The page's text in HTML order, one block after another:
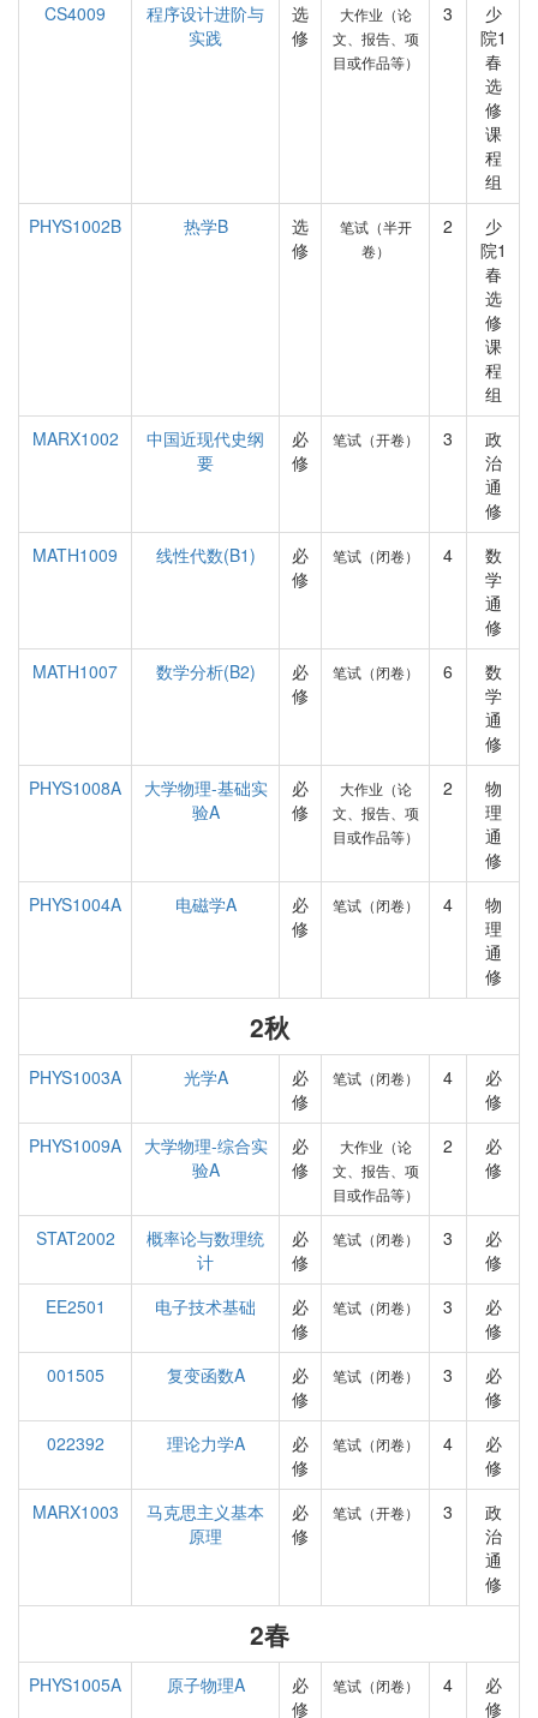
CS4009
程序设计进阶与
实践
选
修
大作业（论
文、报告、项
目或作品等）
3
少
院1
春
选
修
课
程
组
PHYS1002B
热学B
选
修
笔试（半开
卷）
2
少
院1
春
选
修
课
程
组
MARX1002
中国近现代史纲
要
必
修
笔试（开卷） 3
政
治
通
修
MATH1009
线性代数(B1)
必
修
笔试（闭卷） 4
数
学
通
修
MATH1007
数学分析(B2)
必
修
笔试（闭卷） 6
数
学
通
修
PHYS1008A
大学物理-基础实
验A
必
修
大作业（论
文、报告、项
目或作品等）
2
物
理
通
修
PHYS1004A
电磁学A
必
修
笔试（闭卷） 4
物
理
通
修
2秋
PHYS1003A 光学A
必
修
笔试（闭卷） 4
必
修
PHYS1009A
大学物理-综合实
验A
必
修
大作业（论
文、报告、项
目或作品等）
2
必
修
STAT2002
概率论与数理统
计
必
修
笔试（闭卷） 3
必
修
EE2501
电子技术基础
必
修
笔试（闭卷） 3
必
修
001505
复变函数A
必
修
笔试（闭卷） 3
必
修
022392
理论力学A
必
修
笔试（闭卷） 4
必
修
MARX1003
马克思主义基本
原理
必
修
笔试（开卷） 3
政
治
通
修
2春
PHYS1005A 原子物理A
必
修
笔试（闭卷） 4
必
修